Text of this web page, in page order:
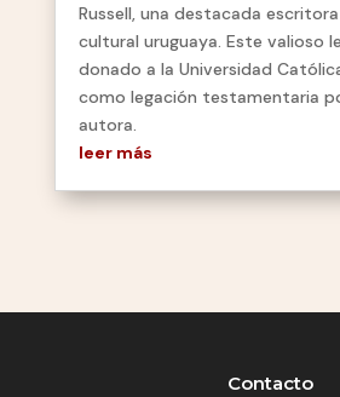
Russell, una destacada
cultural uruguaya. Este valioso
donado a la Universidad
como legación testamentaria
autora.
leer más
Contacto